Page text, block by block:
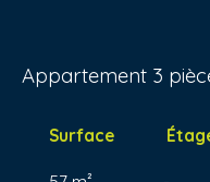
Appartement 3
Surface